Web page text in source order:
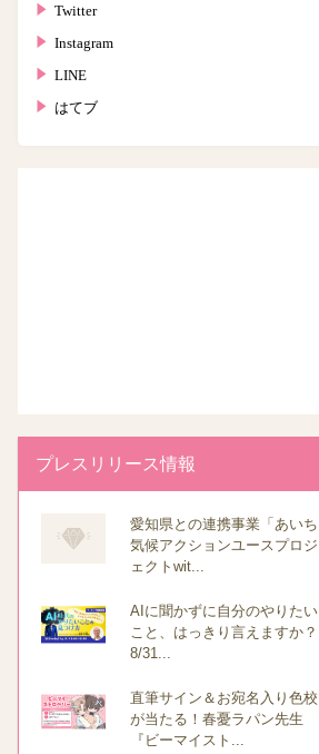
Twitter
Instagram
LINE
はてブ
プレスリリース情報
愛知県との連携事業「あいち
気候アクションユースプロジ
ェクトwit...
AIに聞かずに自分のやりたい
こと、はっきり言えますか？
8/31...
直筆サイン＆お宛名入り色校
が当たる！春憂ラパン先生
『ビーマイスト...